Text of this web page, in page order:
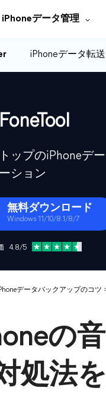
iPhoneデータ管理
iPhoneデータ転送
FoneTool
ップのiPhoneデ
ション
無料ダウンロード
Windows 11/10/8.1/8/7
4.8/5
データバックアップのコツ
の
処法